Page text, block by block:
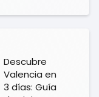
Descubre
Valencia en
3 días: Guía